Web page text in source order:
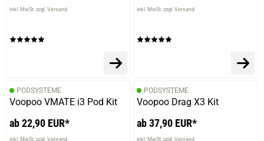
inkl. MwSt. zzgl. Versand inkl. MwSt. zzgl. Versand
PODSYSTEME
Voopoo VMATE i3 Pod Kit
ab 22,90 EUR*
inkl. MwSt. zzgl. Versand
PODSYSTEME
Voopoo Drag X3 Kit
ab 37,90 EUR*
inkl. MwSt. zzgl. Versand